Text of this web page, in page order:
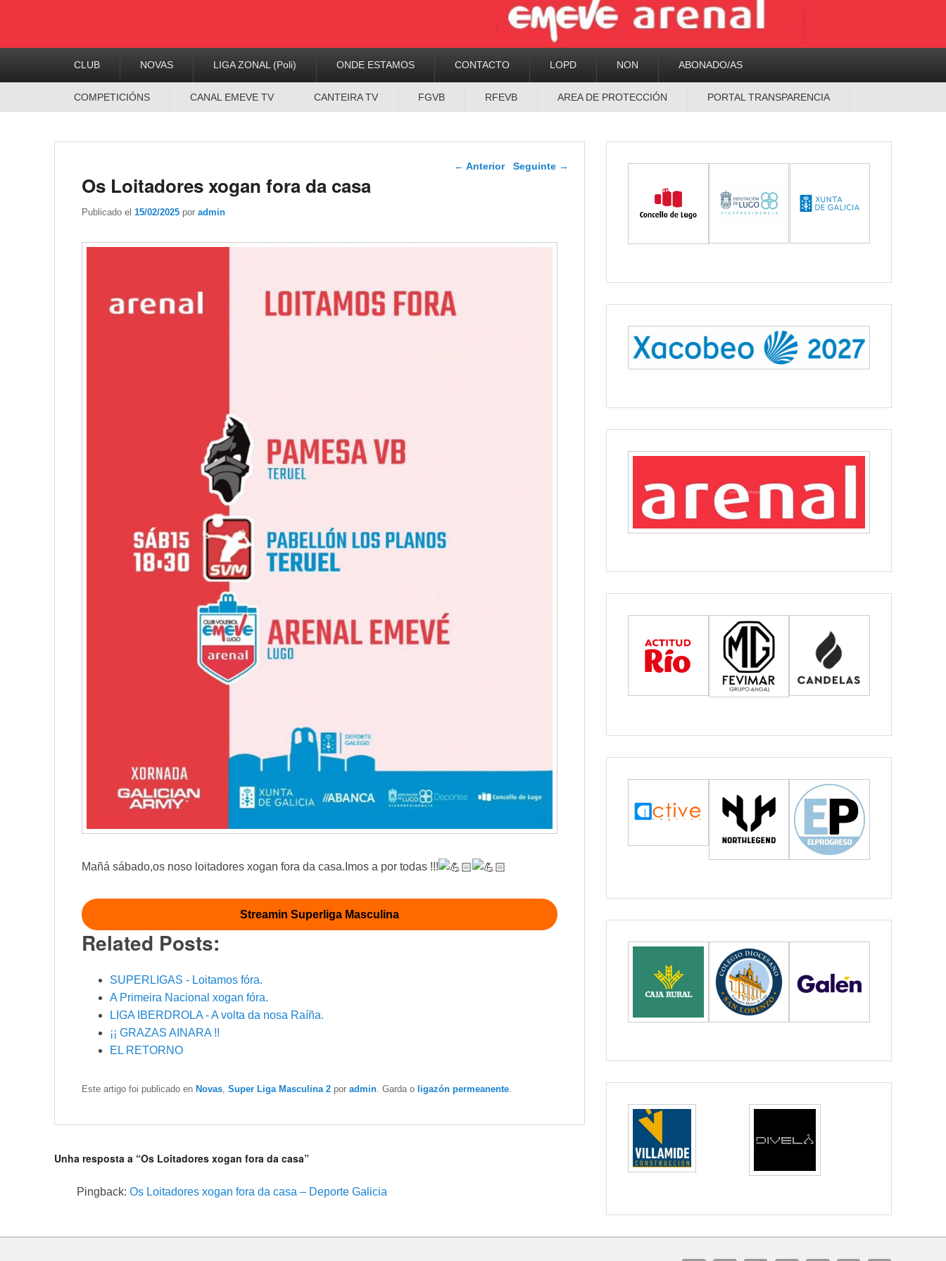
CLUB NOVAS LIGA ZONAL (Poli) ONDE ESTAMOS CONTACTO LOPD NON ABONADO/AS
COMPETICIÓNS CANAL EMEVE TV CANTEIRA TV FGVB RFEVB AREA DE PROTECCIÓN PORTAL TRANSPARENCIA
Navegador de artigos
← Anterior Seguinte →
Os Loitadores xogan fora da casa
Publicado el 15/02/2025 por admin
Mañá sábado,os noso loitadores xogan fora da casa.Imos a por todas !!!
Streamin Superliga Masculina
Related Posts:
SUPERLIGAS - Loitamos fóra.
A Primeira Nacional xogan fóra.
LIGA IBERDROLA - A volta da nosa Raíña.
¡¡ GRAZAS AINARA !!
EL RETORNO
Este artigo foi publicado en Novas, Super Liga Masculina 2 por admin. Garda o ligazón permeanente.
Unha resposta a “Os Loitadores xogan fora da casa”
Pingback: Os Loitadores xogan fora da casa – Deporte Galicia